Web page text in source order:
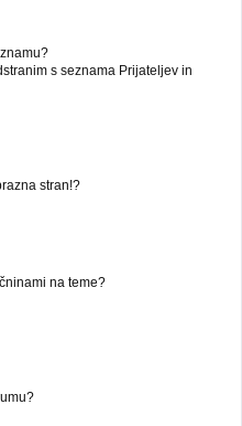
s seznama Prijateljev in
stran!?
na teme?